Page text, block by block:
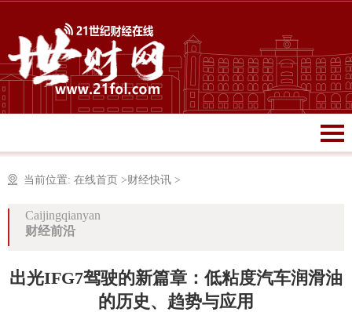
当前位置: 在线首页 >财经快讯 >
Caijingqianyan
财经前沿
出光IFG7驾驶的新篇章：低粘度汽车润滑油
的历史、趋势与应用